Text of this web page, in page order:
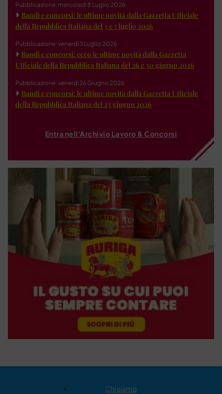
Pubblicazione: mercoledì 8 Luglio 2026
Bandi e concorsi: le ultime novità dalla Gazzetta Ufficiale
della Repubblica Italiana del 3 e 7 luglio 2026
Pubblicazione: venerdì 3 Luglio 2026
Bandi e concorsi: ecco le ultime novità dalla Gazzetta
Ufficiale della Repubblica Italiana del 26 e 30 giugno 2026
Pubblicazione: venerdì 26 Giugno 2026
Bandi e concorsi: le ultime novità dalla Gazzetta Ufficiale
della Repubblica Italiana del 23 giugno 2026
Entra nell'Archivio Lavoro & Concorsi
Chi siamo